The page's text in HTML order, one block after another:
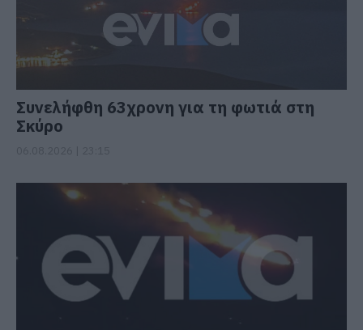
Συνελήφθη 63χρονη για τη φωτιά στη
Σκύρο